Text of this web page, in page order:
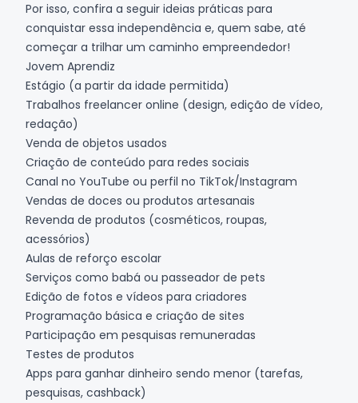
Por isso, confira a seguir ideias práticas para
conquistar essa independência e, quem sabe, até
começar a trilhar um caminho empreendedor!
Jovem Aprendiz
Estágio (a partir da idade permitida)
Trabalhos freelancer online (design, edição de vídeo,
redação)
Venda de objetos usados
Criação de conteúdo para redes sociais
Canal no YouTube ou perfil no TikTok/Instagram
Vendas de doces ou produtos artesanais
Revenda de produtos (cosméticos, roupas,
acessórios)
Aulas de reforço escolar
Serviços como babá ou passeador de pets
Edição de fotos e vídeos para criadores
Programação básica e criação de sites
Participação em pesquisas remuneradas
Testes de produtos
Apps para ganhar dinheiro sendo menor (tarefas,
pesquisas, cashback)